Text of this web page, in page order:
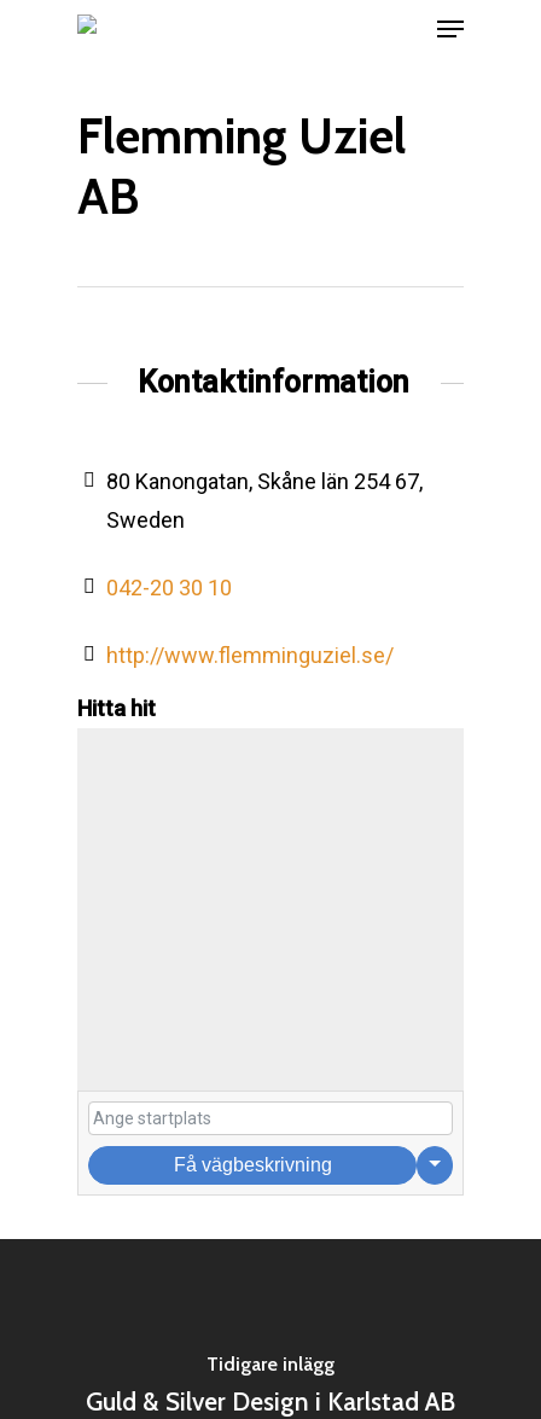
Menu
Flemming Uziel
AB
Kontaktinformation
80 Kanongatan, Skåne län 254 67,
Sweden
042-20 30 10
http://www.flemminguziel.se/
Hitta hit
Få vägbeskrivning
Tidigare inlägg
Guld & Silver Design i Karlstad AB